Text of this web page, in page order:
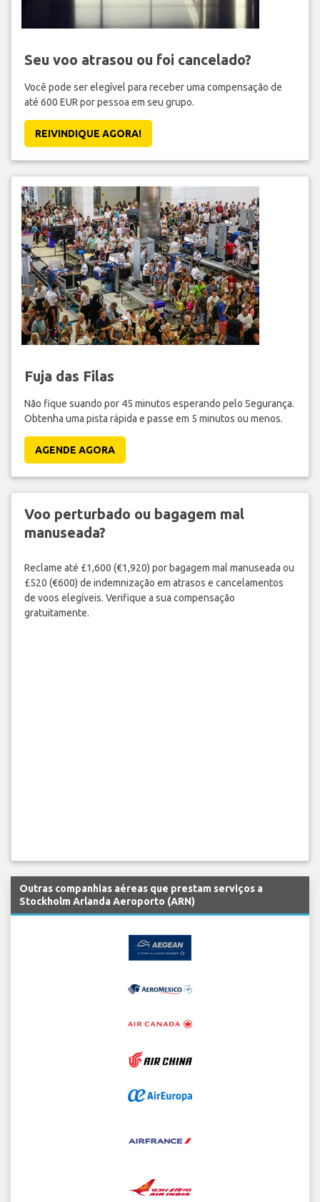
Seu voo atrasou ou foi cancelado?
Você pode ser elegível para receber uma compensação de
até 600 EUR por pessoa em seu grupo.
REIVINDIQUE AGORA!
Fuja das Filas
Não fique suando por 45 minutos esperando pelo Segurança.
Obtenha uma pista rápida e passe em 5 minutos ou menos.
AGENDE AGORA
Voo perturbado ou bagagem mal
manuseada?
Reclame até £1,600 (€1,920) por bagagem mal manuseada ou
£520 (€600) de indemnização em atrasos e cancelamentos
de voos elegíveis. Verifique a sua compensação
gratuitamente.
Outras companhias aéreas que prestam serviços a
Stockholm Arlanda Aeroporto (ARN)